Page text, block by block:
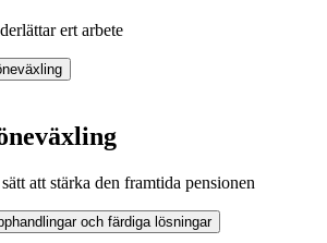
ert arbete
att stärka den framtida pensionen
och färdiga lösningar